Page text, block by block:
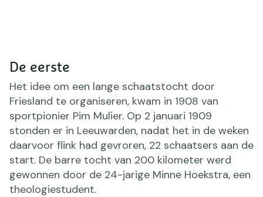
De eerste
Het idee om een lange schaatstocht door
Friesland te organiseren, kwam in 1908 van
sportpionier Pim Mulier. Op 2 januari 1909
stonden er in Leeuwarden, nadat het in de weken
daarvoor flink had gevroren, 22 schaatsers aan de
start. De barre tocht van 200 kilometer werd
gewonnen door de 24-jarige Minne Hoekstra, een
theologiestudent.